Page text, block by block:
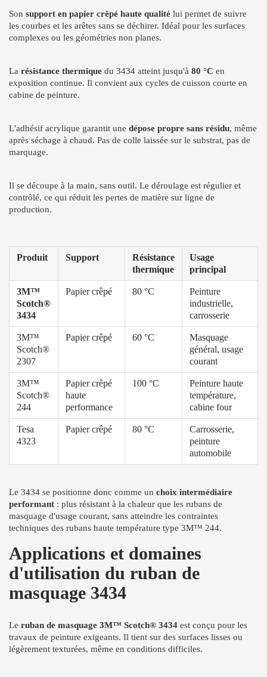
Son support en papier crêpé haute qualité lui permet de suivre
les courbes et les arêtes sans se déchirer. Idéal pour les surfaces
complexes ou les géométries non planes.
La résistance thermique du 3434 atteint jusqu'à 80 °C en
exposition continue. Il convient aux cycles de cuisson courte en
cabine de peinture.
L'adhésif acrylique garantit une dépose propre sans résidu, même
après séchage à chaud. Pas de colle laissée sur le substrat, pas de
marquage.
Il se découpe à la main, sans outil. Le déroulage est régulier et
contrôlé, ce qui réduit les pertes de matière sur ligne de
production.
Produit Support
Résistance
thermique
Usage
principal
3M™
Scotch®
3434
Papier crêpé 80 °C
Peinture
industrielle,
carrosserie
3M™
Scotch®
2307
Papier crêpé 60 °C
Masquage
général, usage
courant
3M™
Scotch®
244
Papier crêpé
haute
performance
100 °C
Peinture haute
température,
cabine four
Tesa
4323
Papier crêpé 80 °C
Carrosserie,
peinture
automobile
Le 3434 se positionne donc comme un choix intermédiaire
performant : plus résistant à la chaleur que les rubans de
masquage d'usage courant, sans atteindre les contraintes
techniques des rubans haute température type 3M™ 244.
Applications et domaines
d'utilisation du ruban de
masquage 3434
Le ruban de masquage 3M™ Scotch® 3434 est conçu pour les
travaux de peinture exigeants. Il tient sur des surfaces lisses ou
légèrement texturées, même en conditions difficiles.